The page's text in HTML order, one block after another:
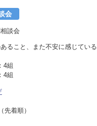
会
談会
ること、また不安に感じてい
4組
4組
先着順）